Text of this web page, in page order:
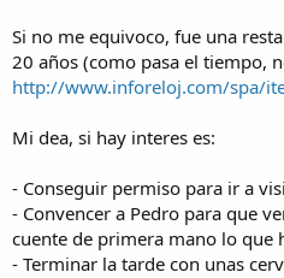
Si no me equivoco, fue una
20 años (como pasa el tiempo,
http://www.inforeloj.com/spa/
Mi dea, si hay interes es:
- Conseguir permiso para ir a
- Convencer a Pedro para que
cuente de primera mano lo que
- Terminar la tarde con unas